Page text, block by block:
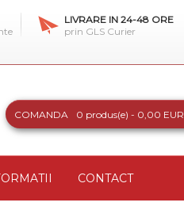
LIVRARE IN 24-48 ORE
prin GLS Curier
COMANDA 0 produs(e) - 0,00 EUR
CONTACT